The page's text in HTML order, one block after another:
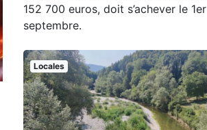
152 700 euros, doit s’achever le 1er
septembre.
Locales